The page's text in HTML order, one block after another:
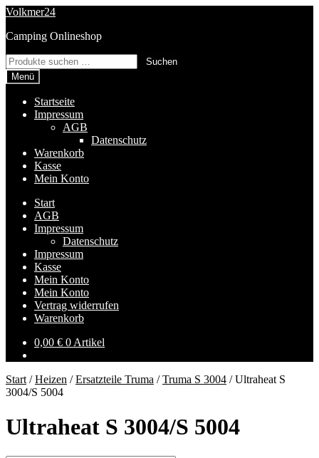
Zur
springen
Zum
springen
Volkmer24
Camping Onlineshop
Suchen
nach:
Suchen
Menü
Startseite
Impressum
AGB
Datenschutz
Warenkorb
Kasse
Mein Konto
Start
AGB
Impressum
Datenschutz
Impressum
Kasse
Mein Konto
Mein Konto
Vertrag widerrufen
Warenkorb
0,00 € 0 Artikel
Start /Heizen /Ersatzteile Truma /Truma S 3004 /Ultraheat S
3004/S 5004
Ultraheat S 3004/S 5004